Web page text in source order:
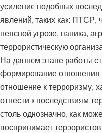
усиление подобных
явлений, таких как: ПТСР,
неясной угрозе, паника,
террористическую
На данном этапе работы
формирование отношения
отношение к терроризму,
отнести к последствиям
столь однозначно, как
воспринимает